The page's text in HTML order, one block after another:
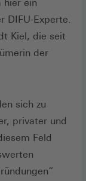
hier ein
DIFU-Experte.
Kiel, die seit
der
sich zu
privater und
Feld